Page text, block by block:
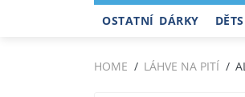
OSTATNÍ DÁRKY
HOME LÁHVE NA PITÍ